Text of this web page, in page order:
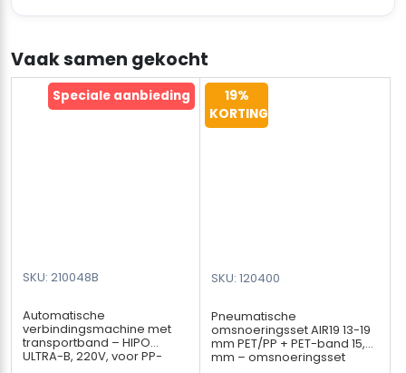
Vaak samen gekocht
Speciale aanbieding
SKU: 210048B
Automatische
verbindingsmachine met
transportband – HIPO
ULTRA-B, 220V, voor PP-
19%
KORTING
SKU: 120400
Pneumatische
omsnoeringsset AIR19 13-19
mm PET/PP + PET-band 15,5
mm – omsnoeringsset